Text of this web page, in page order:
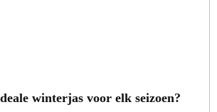
winterjas voor elk seizoen?